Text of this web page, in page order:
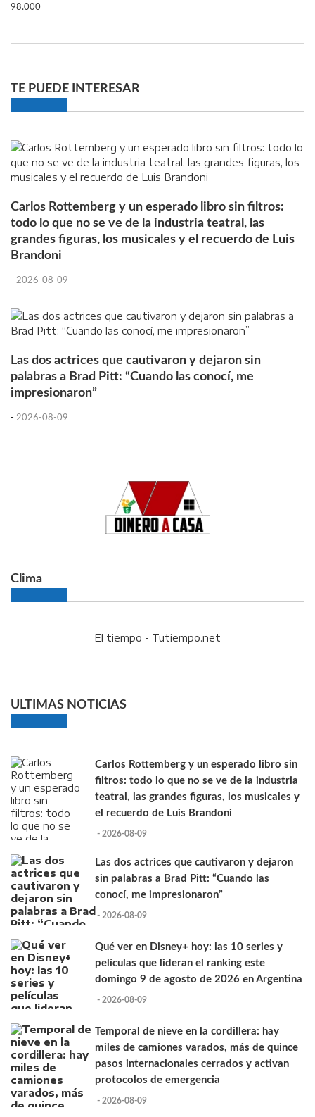
98.000
TE PUEDE INTERESAR
Carlos Rottemberg y un esperado libro sin filtros:
todo lo que no se ve de la industria teatral, las
grandes figuras, los musicales y el recuerdo de Luis
Brandoni
- 2026-08-09
Las dos actrices que cautivaron y dejaron sin
palabras a Brad Pitt: “Cuando las conocí, me
impresionaron”
- 2026-08-09
Clima
El tiempo - Tutiempo.net
ULTIMAS NOTICIAS
Carlos Rottemberg y un esperado libro sin
filtros: todo lo que no se ve de la industria
teatral, las grandes figuras, los musicales y
el recuerdo de Luis Brandoni
- 2026-08-09
Las dos actrices que cautivaron y dejaron
sin palabras a Brad Pitt: “Cuando las
conocí, me impresionaron”
- 2026-08-09
Qué ver en Disney+ hoy: las 10 series y
películas que lideran el ranking este
domingo 9 de agosto de 2026 en Argentina
- 2026-08-09
Temporal de nieve en la cordillera: hay
miles de camiones varados, más de quince
pasos internacionales cerrados y activan
protocolos de emergencia
- 2026-08-09